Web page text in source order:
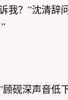
我？”沈清辞
砚深声音低